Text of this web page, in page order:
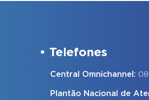
Telefones
Central Omnichannel:
Plantão Nacional de